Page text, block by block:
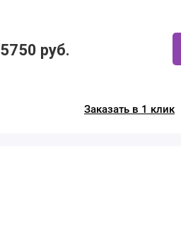
5750 руб.
Заказать в 1 клик